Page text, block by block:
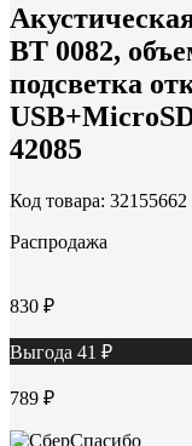
ВТ 0082,
подсветка
42085
Код товара: 32155662
Распродажа
830 ₽
Выгода 41 ₽
789 ₽